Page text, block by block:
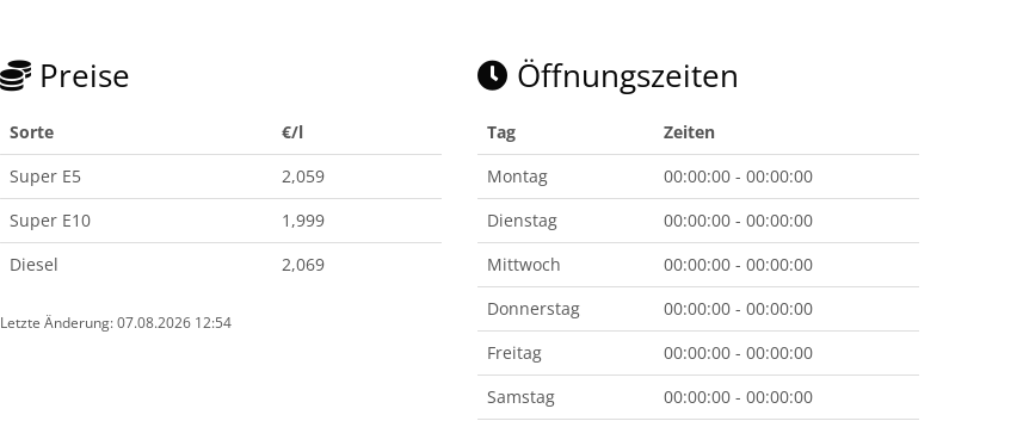
Preise
Sorte
€/l
Super E5
2,059
Super E10
1,999
Diesel
2,069
Letzte Änderung: 07.08.2026 12:54
Öffnungszeiten
Tag
Zeiten
Montag
00:00:00 - 00:00:00
Dienstag
00:00:00 - 00:00:00
Mittwoch
00:00:00 - 00:00:00
Donnerstag
00:00:00 - 00:00:00
Freitag
00:00:00 - 00:00:00
Samstag
00:00:00 - 00:00:00